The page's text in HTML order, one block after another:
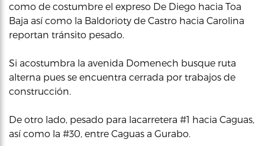
como de costumbre el expreso De Diego hacia Toa
Baja así como la Baldorioty de Castro hacia Carolina
reportan tránsito pesado.
Si acostumbra la avenida Domenech busque ruta
alterna pues se encuentra cerrada por trabajos de
construcción.
De otro lado, pesado para lacarretera #1 hacia Caguas,
así como la #30, entre Caguas a Gurabo.